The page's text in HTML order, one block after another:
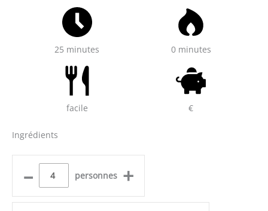
25 minutes 0 minutes
facile €
Ingrédients
– personnes +